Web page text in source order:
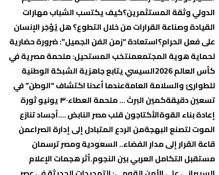
الدولي وثقة المستثمرين؟كيف يكتسب الشباب مهارات
القيادة وصناعة القرارات من خلال التطوع؟هل يُؤجَر الإنسان
على فعل الحرام؟استعادة “زمن الفن الجميل”: ضرورة حضارية
لحماية هوية المجتمعمنتخب المستحيل: ملحمة مصرية في
كأس العالم 2026
السيسي يتابع جاهزية الشبكة الوطنية
للطوارئ والسلامة العامةعندما أعدنا اكتشاف “الوطن” في
تسعين دقيقةكمين البرث … ملحمة العطاء
٣٠ يونيو ثورة
إعادة بناء القوةالأكتاجون قلب مصر النابض ….أجساد تنازع
الموت لتصنع البهجةمن الردع المتبادل إلى إدارة الصراعمن
قاعة القرار إلى مدار الفضاء.. السعودية ومصر ترسمان
مستقبل التكامل العربي بين النجوم.أثر هجمات الإعلام